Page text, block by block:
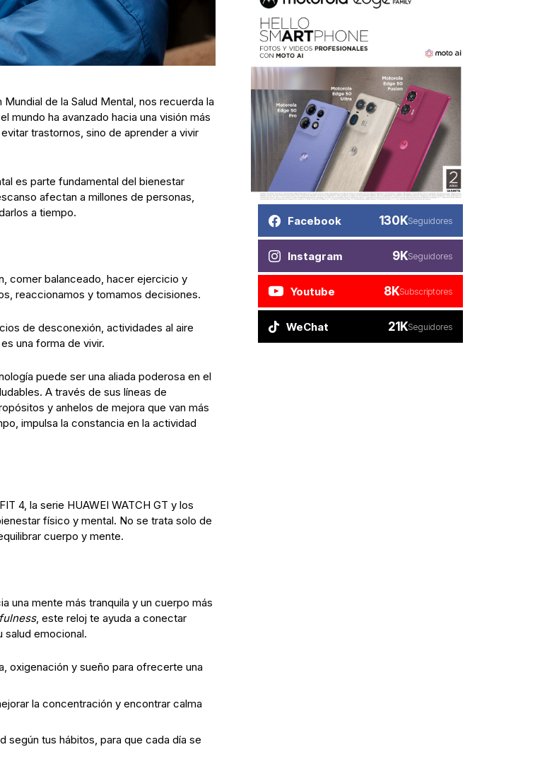
de la Salud Mental, nos recuerda la
mundo ha avanzado hacia una visión más
trastornos, sino de aprender a vivir
es parte fundamental del bienestar
afectan a millones de personas,
a tiempo.
comer balanceado, hacer ejercicio y
reaccionamos y tomamos decisiones.
de desconexión, actividades al aire
una forma de vivir.
puede ser una aliada poderosa en el
A través de sus líneas de
y anhelos de mejora que van más
impulsa la constancia en la actividad
4, la serie HUAWEI WATCH GT y los
físico y mental. No se trata solo de
cuerpo y mente.
una mente más tranquila y un cuerpo más
, este reloj te ayuda a conectar
emocional.
oxigenación y sueño para ofrecerte una
la concentración y encontrar calma
según tus hábitos, para que cada día se
Facebook 130KSeguidores
Instagram 9KSeguidores
Youtube 8KSubscriptores
WeChat 21KSeguidores